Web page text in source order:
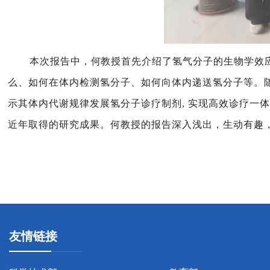
本次报告中， 何教授首先介绍了氢气分子的生物学效
么、如何在体内检测氢分子、如何向体内递送氢分子等。
示其体内代谢规律发展氢分子诊疗制剂 , 实现高效诊疗一
近年取得的研究成果。 何教授的报告深入浅出，生动有趣
友情链接